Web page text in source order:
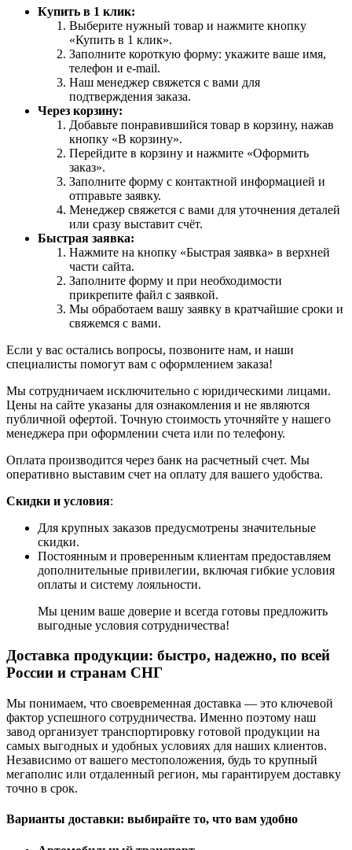
Купить в 1 клик:
Выберите нужный товар и нажмите кнопку
«Купить в 1 клик».
Заполните короткую форму: укажите ваше имя,
телефон и e-mail.
Наш менеджер свяжется с вами для
подтверждения заказа.
Через корзину:
Добавьте понравившийся товар в корзину, нажав
кнопку «В корзину».
Перейдите в корзину и нажмите «Оформить
заказ».
Заполните форму с контактной информацией и
отправьте заявку.
Менеджер свяжется с вами для уточнения деталей
или сразу выставит счёт.
Быстрая заявка:
Нажмите на кнопку «Быстрая заявка» в верхней
части сайта.
Заполните форму и при необходимости
прикрепите файл с заявкой.
Мы обработаем вашу заявку в кратчайшие сроки и
свяжемся с вами.
Если у вас остались вопросы, позвоните нам, и наши
специалисты помогут вам с оформлением заказа!
Мы сотрудничаем исключительно с юридическими лицами.
Цены на сайте указаны для ознакомления и не являются
публичной офертой. Точную стоимость уточняйте у нашего
менеджера при оформлении счета или по телефону.
Оплата производится через банк на расчетный счет. Мы
оперативно выставим счет на оплату для вашего удобства.
Скидки и условия:
Для крупных заказов предусмотрены значительные
скидки.
Постоянным и проверенным клиентам предоставляем
дополнительные привилегии, включая гибкие условия
оплаты и систему лояльности.
Мы ценим ваше доверие и всегда готовы предложить
выгодные условия сотрудничества!
Доставка продукции: быстро, надежно, по всей
России и странам СНГ
Мы понимаем, что своевременная доставка — это ключевой
фактор успешного сотрудничества. Именно поэтому наш
завод организует транспортировку готовой продукции на
самых выгодных и удобных условиях для наших клиентов.
Независимо от вашего местоположения, будь то крупный
мегаполис или отдаленный регион, мы гарантируем доставку
точно в срок.
Варианты доставки: выбирайте то, что вам удобно